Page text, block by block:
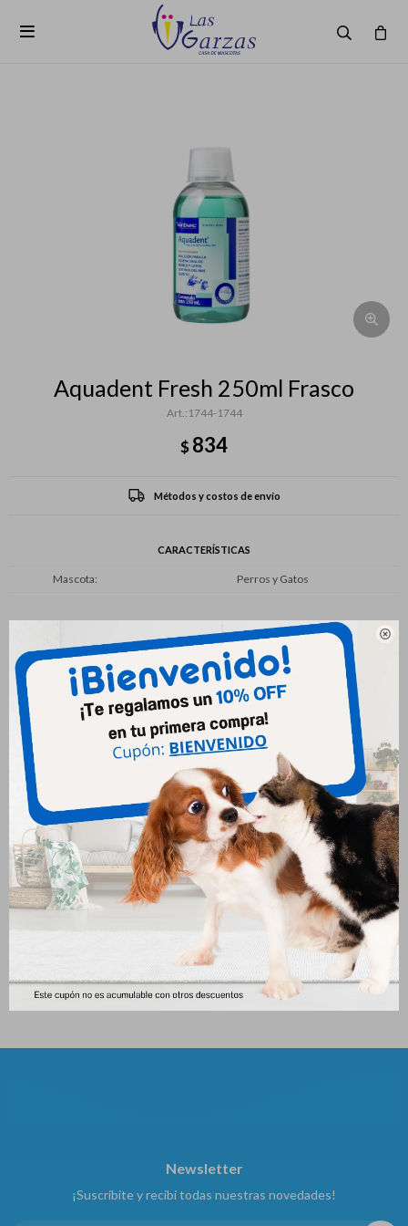


Aquadent Fresh 250ml Frasco
1744-1744
$834
Métodos y costos de envío
CARACTERÍSTICAS
Mascota Perros y Gatos
Productos que te pueden interesar
Cepillo De Dientes En Blister
100
Soft Care Loción Hidratante Y
Protectora Hydra Reflex (50
Gs)
Newsletter
¡Suscribite y recibí todas nuestras novedades!